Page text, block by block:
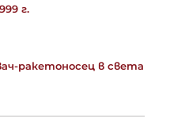
г.
ракетоносец в света